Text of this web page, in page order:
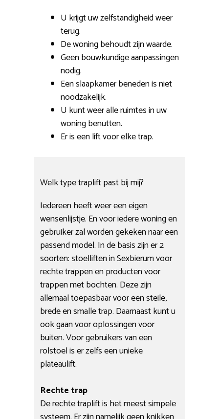
U krijgt uw zelfstandigheid weer
terug.
De woning behoudt zijn waarde.
Geen bouwkundige aanpassingen
nodig.
Een slaapkamer beneden is niet
noodzakelijk.
U kunt weer alle ruimtes in uw
woning benutten.
Er is een lift voor elke trap.
Welk type traplift past bij mij?
Iedereen heeft weer een eigen
wensenlijstje. En voor iedere woning en
gebruiker zal worden gekeken naar een
passend model. In de basis zijn er 2
soorten: stoelliften in Sexbierum voor
rechte trappen en producten voor
trappen met bochten. Deze zijn
allemaal toepasbaar voor een steile,
brede en smalle trap. Daarnaast kunt u
ook gaan voor oplossingen voor
buiten. Voor gebruikers van een
rolstoel is er zelfs een unieke
plateaulift.
Rechte trap
De rechte traplift is het meest simpele